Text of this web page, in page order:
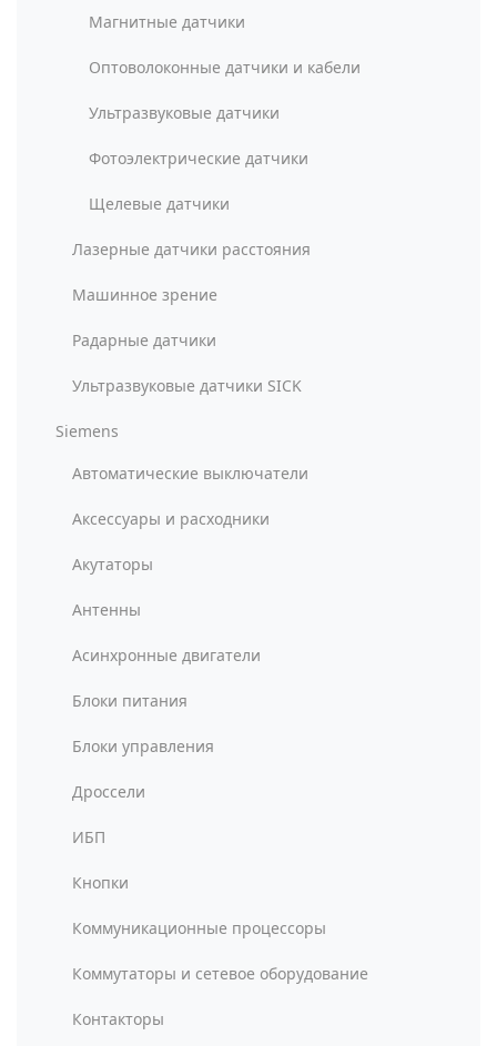
Магнитные датчики
Оптоволоконные датчики и кабели
Ультразвуковые датчики
Фотоэлектрические датчики
Щелевые датчики
Лазерные датчики расстояния
Машинное зрение
Радарные датчики
Ультразвуковые датчики SICK
Siemens
Автоматические выключатели
Аксессуары и расходники
Акутаторы
Антенны
Асинхронные двигатели
Блоки питания
Блоки управления
Дроссели
ИБП
Кнопки
Коммуникационные процессоры
Коммутаторы и сетевое оборудование
Контакторы